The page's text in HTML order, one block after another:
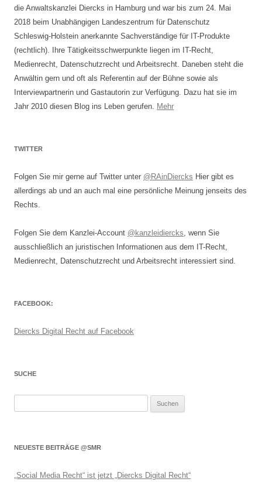
die Anwaltskanzlei Diercks in Hamburg und war bis zum 24. Mai
2018 beim Unabhängigen Landeszentrum für Datenschutz
Schleswig-Holstein anerkannte Sachverständige für IT-Produkte
(rechtlich). Ihre Tätigkeitsschwerpunkte liegen im IT-Recht,
Medienrecht, Datenschutzrecht und Arbeitsrecht. Daneben steht die
Anwältin gern und oft als Referentin auf der Bühne sowie als
Interviewpartnerin und Gastautorin zur Verfügung. Dazu hat sie im
Jahr 2010 diesen Blog ins Leben gerufen. Mehr
TWITTER
Folgen Sie mir gerne auf Twitter unter @RAinDiercks Hier gibt es
allerdings ab und an auch mal eine persönliche Meinung jenseits des
Rechts.
Folgen Sie dem Kanzlei-Account @kanzleidiercks, wenn Sie
ausschließlich an juristischen Informationen aus dem IT-Recht,
Medienrecht, Datenschutzrecht und Arbeitsrecht interessiert sind.
FACEBOOK:
Diercks Digital Recht auf Facebook
SUCHE
NEUESTE BEITRÄGE @SMR
„Social Media Recht“ ist jetzt „Diercks Digital Recht“